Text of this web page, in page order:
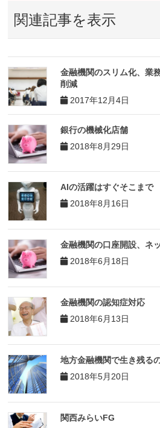
関連記事を表示
金融機関のスリム化、業
削減
2017年12月4日
銀行の機械化店舗
2018年8月29日
AIの活躍はすぐそこまで
2018年8月16日
金融機関の口座開設、ネ
2018年6月18日
金融機関の認知症対応
2018年6月13日
地方金融機関で生き残る
2018年5月20日
関西みらいFG